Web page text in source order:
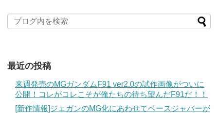
最近の投稿
来週発売のMGガンダムF91 ver2.0の試作画像がついに
公開！コレがコレこそが俺たちの待ち望んだF91だ！！
[新作情報]ジェガンのMG化にあわせてベースジャバーが